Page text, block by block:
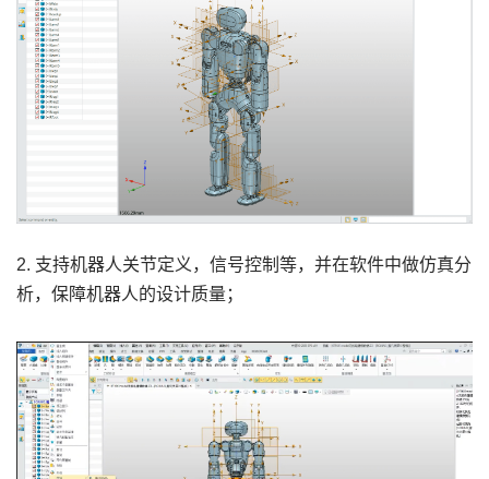
2. 支持机器人关节定义，信号控制等，并在软件中做仿真分
析，保障机器人的设计质量；